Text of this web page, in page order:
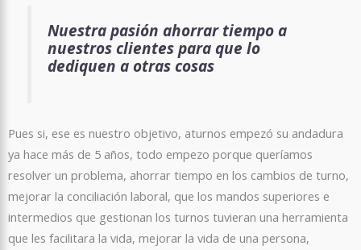
Nuestra pasión ahorrar tiempo a
nuestros clientes para que lo
dediquen a otras cosas
Pues si, ese es nuestro objetivo, aturnos empezó su andadura
ya hace más de 5 años, todo empezo porque queríamos
resolver un problema, ahorrar tiempo en los cambios de turno,
mejorar la conciliación laboral, que los mandos superiores e
intermedios que gestionan los turnos tuvieran una herramienta
que les facilitara la vida, mejorar la vida de una persona,